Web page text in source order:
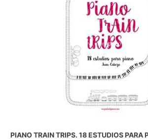
PIANO TRAIN TRIPS. 18 ESTUDIOS PARA